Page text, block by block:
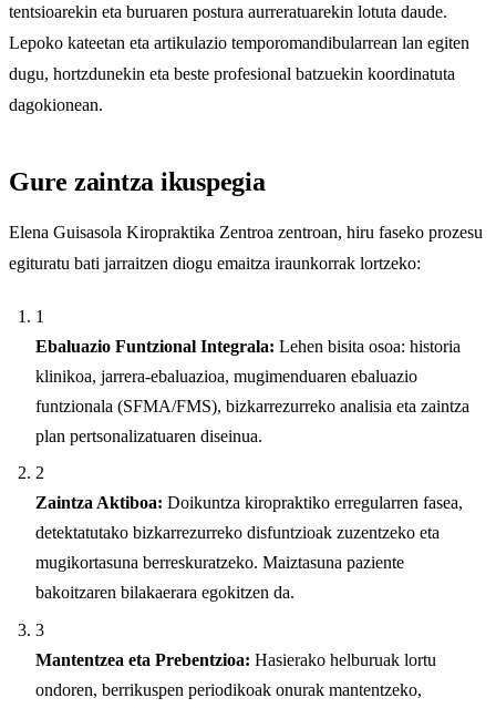
tentsioarekin eta buruaren postura aurreratuarekin lotuta daude.
Lepoko kateetan eta artikulazio temporomandibularrean lan egiten
dugu, hortzdunekin eta beste profesional batzuekin koordinatuta
dagokionean.
Gure zaintza ikuspegia
Elena Guisasola Kiropraktika Zentroa zentroan, hiru faseko prozesu
egituratu bati jarraitzen diogu emaitza iraunkorrak lortzeko:
1
Ebaluazio Funtzional Integrala: Lehen bisita osoa: historia
klinikoa, jarrera-ebaluazioa, mugimenduaren ebaluazio
funtzionala (SFMA/FMS), bizkarrezurreko analisia eta zaintza
plan pertsonalizatuaren diseinua.
2
Zaintza Aktiboa: Doikuntza kiropraktiko erregularren fasea,
detektatutako bizkarrezurreko disfuntzioak zuzentzeko eta
mugikortasuna berreskuratzeko. Maiztasuna paziente
bakoitzaren bilakaerara egokitzen da.
3
Mantentzea eta Prebentzioa: Hasierako helburuak lortu
ondoren, berrikuspen periodikoak onurak mantentzeko,